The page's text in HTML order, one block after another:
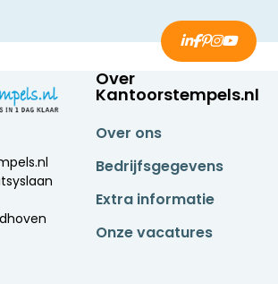
Over
Kantoorstempels.nl
Over ons
Bedrijfsgegevens
Extra informatie
Onze vacatures